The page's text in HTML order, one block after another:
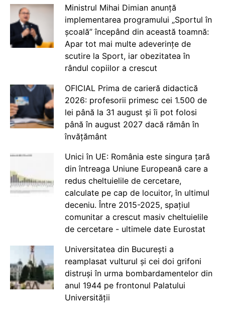
Ministrul Mihai Dimian anunță
implementarea programului „Sportul în
școală” începând din această toamnă:
Apar tot mai multe adeverințe de
scutire la Sport, iar obezitatea în
rândul copiilor a crescut
OFICIAL Prima de carieră didactică
2026: profesorii primesc cei 1.500 de
lei până la 31 august și îi pot folosi
până în august 2027 dacă rămân în
învățământ
Unici în UE: România este singura țară
din întreaga Uniune Europeană care a
redus cheltuielile de cercetare,
calculate pe cap de locuitor, în ultimul
deceniu. Între 2015-2025, spațiul
comunitar a crescut masiv cheltuielile
de cercetare - ultimele date Eurostat
Universitatea din București a
reamplasat vulturul și cei doi grifoni
distruși în urma bombardamentelor din
anul 1944 pe frontonul Palatului
Universității